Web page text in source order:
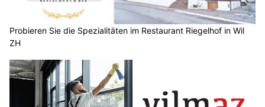
Probieren Sie die Spezialitäten im Restaurant Riegelhof in Wil
ZH